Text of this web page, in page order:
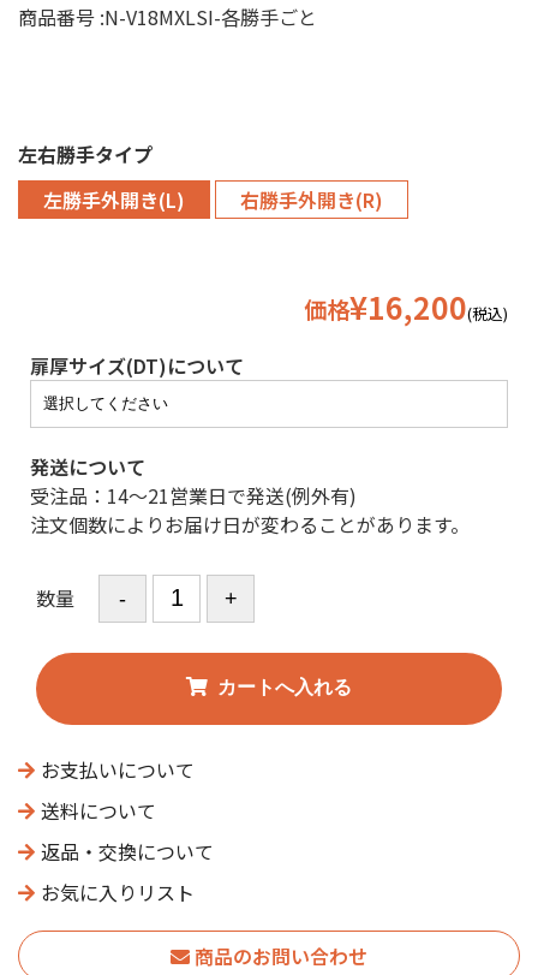
商品番号 :N-V18MXLSI-各勝手ごと
左右勝手タイプ
左勝手外開き(L)
右勝手外開き(R)
価格¥16,200(税込)
扉厚サイズ(DT)について
発送について
受注品：14〜21営業日で発送(例外有)
注文個数によりお届け日が変わることがあります。
数量
お支払いについて
送料について
返品・交換について
お気に入りリスト
商品のお問い合わせ